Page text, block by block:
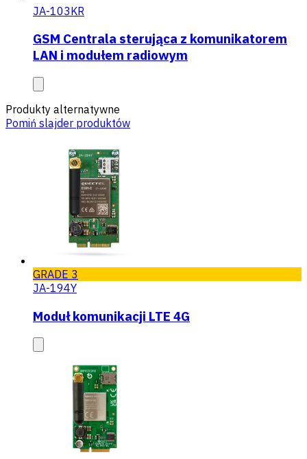
JA-103KR
GSM Centrala sterująca z komunikatorem
LAN i modułem radiowym
Produkty alternatywne
Pomiń slajder produktów
GRADE 3
JA-194Y
Moduł komunikacji LTE 4G